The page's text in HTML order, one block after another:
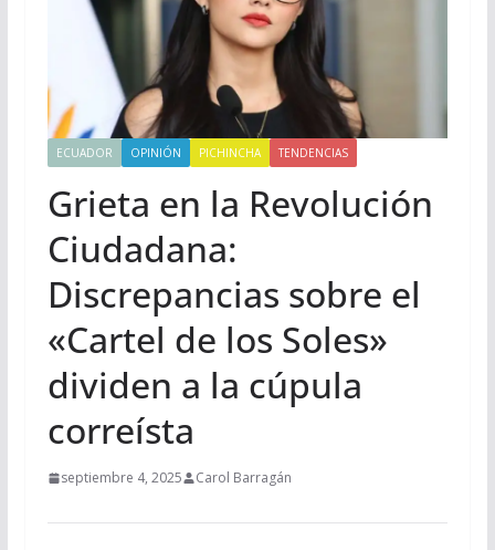
ECUADOR OPINIÓN PICHINCHA TENDENCIAS
Grieta en la Revolución
Ciudadana:
Discrepancias sobre el
«Cartel de los Soles»
dividen a la cúpula
correísta
septiembre 4, 2025 Carol Barragán